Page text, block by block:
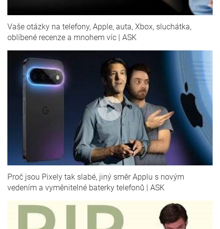
Vaše otázky na telefony, Apple, auta, Xbox, sluchátka,
oblíbené recenze a mnohem víc | ASK
Proč jsou Pixely tak slabé, jiný směr Applu s novým
vedením a vyměnitelné baterky telefonů | ASK